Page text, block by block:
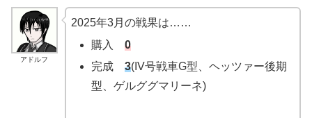
アドルフ
2025年3月の戦果は……
購入 0
完成 3(IV号戦車G型、ヘッツァー後期
型、ゲルググマリーネ)